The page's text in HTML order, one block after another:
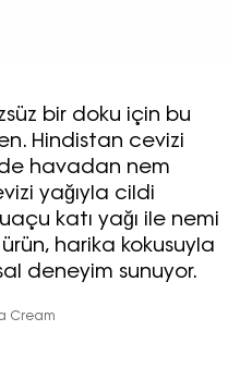
bir doku için bu
Hindistan cevizi
havadan nem
yağıyla cildi
katı yağı ile nemi
harika kokusuyla
deneyim sunuyor.
Cream